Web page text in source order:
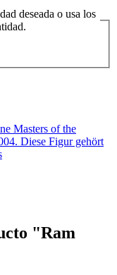
deseada o usa los
Masters of the
Diese Figur gehört
"Ram